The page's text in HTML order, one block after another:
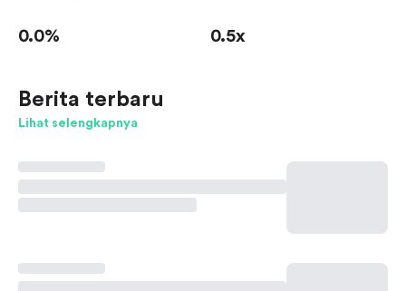
0.0% 0.5x
Berita terbaru
Lihat selengkapnya